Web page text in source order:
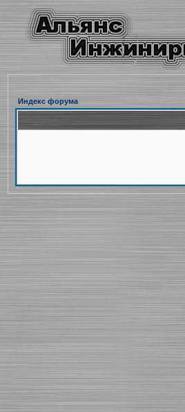
Индекс форума